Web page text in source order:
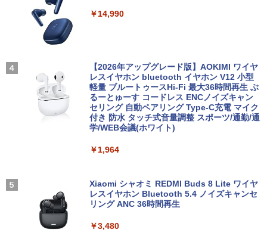
k 430G8 第11世代 i5 1135G7 メモリ16G
新品ノートパソコン VETESA Windows1
1 Office 2024付き インテルCeleron 第1
3世代～第14世代 メモリ8GB/16GB SSD
256GB/512B 14型 14インチ FHD 1920x
1080 Webカメラ 日本語キーボード搭載
済み 新モデル ホワイト ピンク シルバー
パソコン Windows11 Office付｜Core i5
【ポイント10倍 期間限定】HP ProOne 6
一体型PC All-In-ONE「整備済み中古
品」
￥49,800
コスパ最強【楽天1位連続受賞】NIPOGI
512GB SSD ミニパソコン USB3.2×6 3画
面 4K 高速2.4G/5GWi-Fi BT4.2
5型 /フルHD(1920×1080) /ワイド /100H
IODATA モニター 27インチ CF271EDW
ADSパネル フルHD HDMI Type-C 中古
ディスプレ
￥12,100
定】 液晶ディスプレイ 23.8インチ ワイ
ド 【付属ケーブル限定モデル(HDMI)】
全2色 フルHD 白色LEDバックライト 広
リンストン 23.8型 FHD 液晶モニター H
ゼンリン電子住宅地図 デジタウン 大阪府
施設基準パーフェクトブック 2026年度
版 [ 一般社団法人日本施設基準管理士協
会 ]
￥14,990
【2026年アップグレード版】AOKIMI ワイヤ
レスイヤホン bluetooth イヤホン V12 小型
軽量 ブルートゥースHi-Fi 最大36時間再生 ぶ
るーとゅーす コードレス ENCノイズキャン
セリング 自動ペアリング Type-C充電 マイク
付き 防水 タッチ式音量調整 スポーツ/通勤/通
学/WEB会議(ホワイト)
￥1,964
Xiaomi シャオミ REDMI Buds 8 Lite ワイヤ
レスイヤホン Bluetooth 5.4 ノイズキャンセ
リング ANC 36時間再生
￥3,480